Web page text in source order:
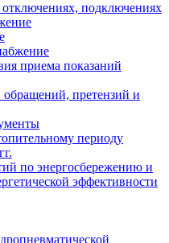
подключениях
приема показаний
претензий и
периоду
по энергосбережению и
эффективности